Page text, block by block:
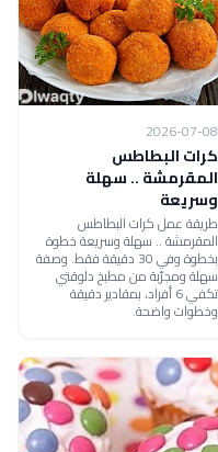
2026-07-08
كرات البطاطس
المقرمشة .. سهلة
وسريعة
طريقة عمل كرات البطاطس
المقرمشة .. سهلة وسريعة خطوة
بخطوة وفي 30 دقيقة فقط. وصفة
سهلة ومجرّبة من مطبخ دلوقتي
تكفي 6 أفراد، بمقادير دقيقة
وخطوات واضحة.